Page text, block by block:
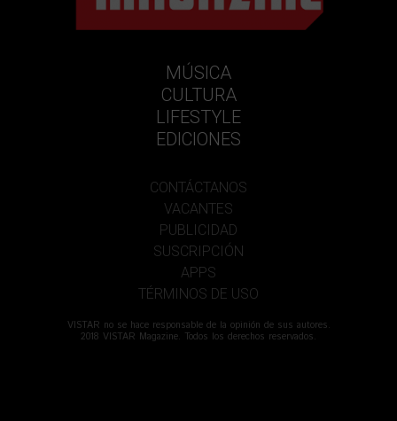
MÚSICA
CULTURA
LIFESTYLE
EDICIONES
CONTÁCTANOS
VACANTES
PUBLICIDAD
SUSCRIPCIÓN
APPS
TÉRMINOS DE USO
VISTAR no se hace responsable de la opinión de sus autores.
2018 VISTAR Magazine. Todos los derechos reservados.